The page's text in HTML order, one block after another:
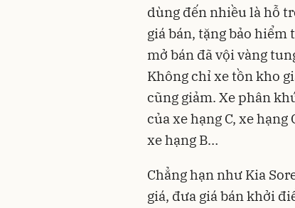
dùng đến nhiều là hỗ
giá bán, tặng bảo
mở bán đã vội vàng
Không chỉ xe tồn kho
cũng giảm. Xe phân
của xe hạng C, xe
xe hạng B…
Chẳng hạn như Kia
giá, đưa giá bán khởi